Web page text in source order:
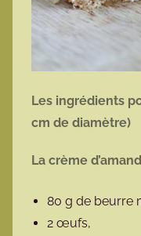
Les ingrédients
cm de diamètre)
La crème
80 g de beurre
2 œufs,